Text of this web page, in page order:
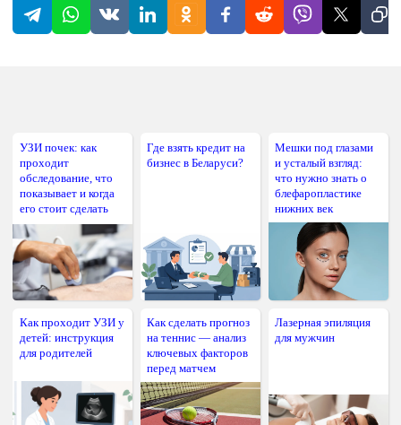
УЗИ почек: как
проходит
обследование, что
показывает и когда
его стоит сделать
Где взять кредит на
бизнес в Беларуси?
Мешки под глазами
и усталый взгляд:
что нужно знать о
блефаропластике
нижних век
Как проходит УЗИ у
детей: инструкция
для родителей
Как сделать прогноз
на теннис — анализ
ключевых факторов
перед матчем
Лазерная эпиляция
для мужчин